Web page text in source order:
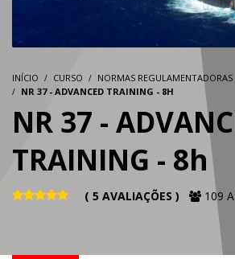
INÍCIO CURSO
NORMAS REGULAMENTADORAS
NR 37 - ADVANCED TRAINING - 8H
NR 37 -
TRAINING - 8h
( 5 AVALIAÇÕES ) 109